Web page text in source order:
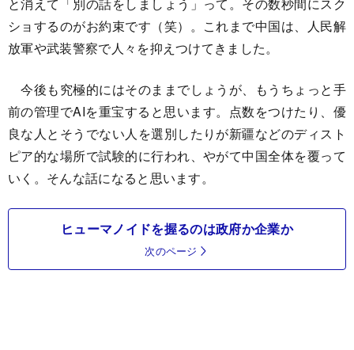
ショするのがお約束です（笑）。これまで中国は、人民解
放軍や武装警察で人々を抑えつけてきました。
今後も究極的にはそのままでしょうが、もうちょっと手
前の管理でAIを重宝すると思います。点数をつけたり、優
良な人とそうでない人を選別したりが新疆などのディスト
ピア的な場所で試験的に行われ、やがて中国全体を覆って
いく。そんな話になると思います。
ヒューマノイドを握るのは政府か企業か
次のページ